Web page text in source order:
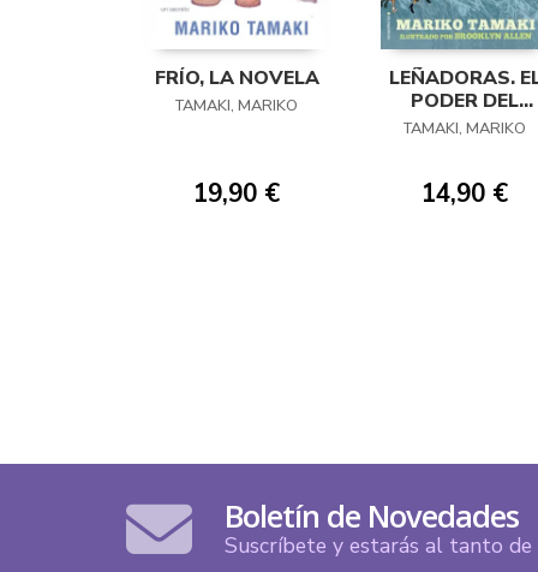
FRÍO, LA NOVELA
TAMAKI, MARIKO
19,90 €
LEÑADORAS.
PODER DEL
UNICORNIO
TAMAKI, MARIKO
14,90 €
Boletín de Novedades
Suscríbete y estarás al tanto de